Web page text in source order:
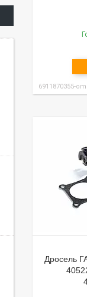
6911870355-
Дросель